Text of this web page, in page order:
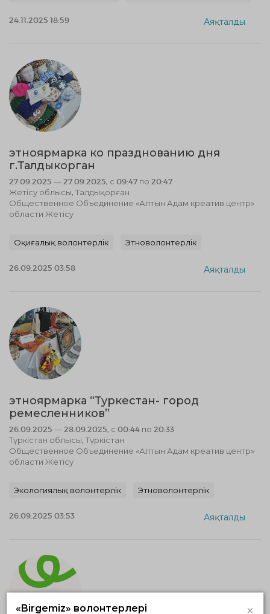
24.11.2025 18:59 Аяқталды
этноярмарка ко празднованию дня
г.Талдыкорган
27.09.2025 — 27.09.2025, с 09:47 по 20:47
Жетісу облысы, Талдықорған
Общественное Объединение «Алтын Адам креатив центр»
области Жетісу
Оқиғалық волонтерлік Этноволонтерлік
26.09.2025 03:58 Аяқталды
этноярмарка “Туркестан- город
ремесленников”
26.09.2025 — 28.09.2025, с 00:44 по 20:33
Түркістан облысы, Түркістан
Общественное Объединение «Алтын Адам креатив центр»
области Жетісу
Экологиялық волонтерлік Этноволонтерлік
26.09.2025 03:53 Аяқталды
«Birgemiz» волонтерлері ×